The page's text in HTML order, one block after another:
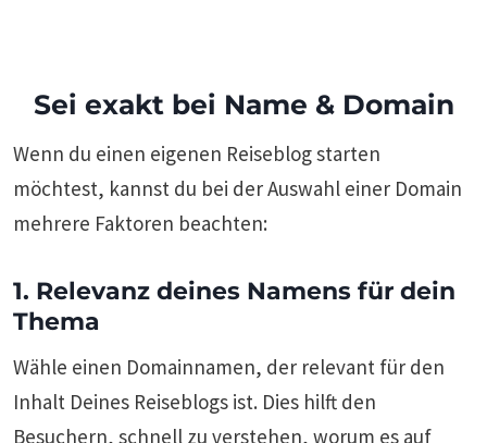
Sei exakt bei Name & Domain
Wenn du einen eigenen Reiseblog starten
möchtest, kannst du bei der Auswahl einer Domain
mehrere Faktoren beachten:
1. Relevanz deines Namens für dein
Thema
Wähle einen Domainnamen, der relevant für den
Inhalt Deines Reiseblogs ist. Dies hilft den
Besuchern, schnell zu verstehen, worum es auf